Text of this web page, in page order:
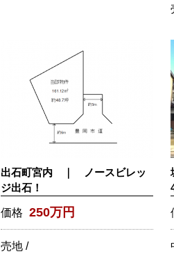
出石町宮内 ｜ ノースビレッ
ジ出石！
価格 250万円
売地 /